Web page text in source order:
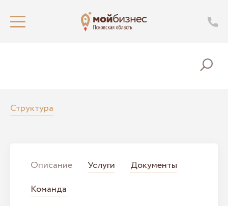
Структура
Описание Услуги
Документы
Команда